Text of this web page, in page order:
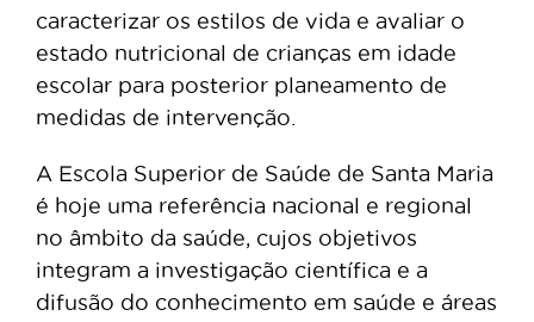
caracterizar os estilos de vida e avaliar o
estado nutricional de crianças em idade
escolar para posterior planeamento de
medidas de intervenção.
A Escola Superior de Saúde de Santa Maria
é hoje uma referência nacional e regional
no âmbito da saúde, cujos objetivos
integram a investigação científica e a
difusão do conhecimento em saúde e áreas